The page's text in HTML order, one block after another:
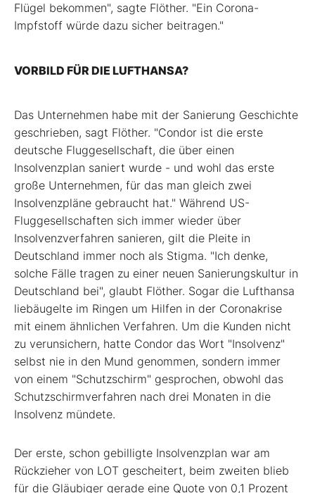
Flügel bekommen", sagte Flöther. "Ein Corona-
Impfstoff würde dazu sicher beitragen."
VORBILD FÜR DIE LUFTHANSA?
Das Unternehmen habe mit der Sanierung Geschichte
geschrieben, sagt Flöther. "Condor ist die erste
deutsche Fluggesellschaft, die über einen
Insolvenzplan saniert wurde - und wohl das erste
große Unternehmen, für das man gleich zwei
Insolvenzpläne gebraucht hat." Während US-
Fluggesellschaften sich immer wieder über
Insolvenzverfahren sanieren, gilt die Pleite in
Deutschland immer noch als Stigma. "Ich denke,
solche Fälle tragen zu einer neuen Sanierungskultur in
Deutschland bei", glaubt Flöther. Sogar die Lufthansa
liebäugelte im Ringen um Hilfen in der Coronakrise
mit einem ähnlichen Verfahren. Um die Kunden nicht
zu verunsichern, hatte Condor das Wort "Insolvenz"
selbst nie in den Mund genommen, sondern immer
von einem "Schutzschirm" gesprochen, obwohl das
Schutzschirmverfahren nach drei Monaten in die
Insolvenz mündete.
Der erste, schon gebilligte Insolvenzplan war am
Rückzieher von LOT gescheitert, beim zweiten blieb
für die Gläubiger gerade eine Quote von 0,1 Prozent